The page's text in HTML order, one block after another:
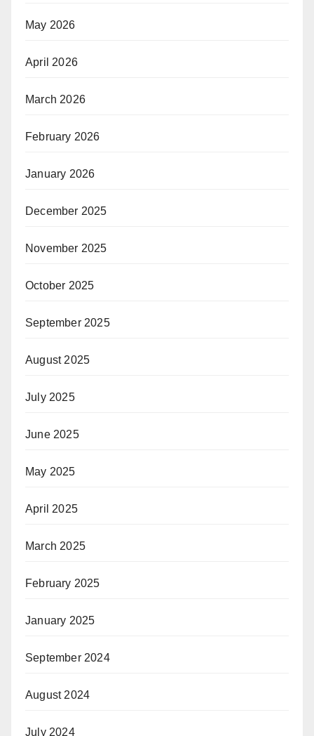
May 2026
April 2026
March 2026
February 2026
January 2026
December 2025
November 2025
October 2025
September 2025
August 2025
July 2025
June 2025
May 2025
April 2025
March 2025
February 2025
January 2025
September 2024
August 2024
July 2024